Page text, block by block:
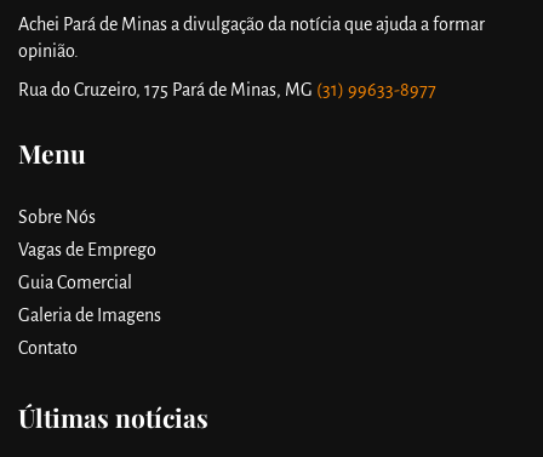
Achei Pará de Minas a divulgação da notícia que ajuda a formar
opinião.
Rua do Cruzeiro, 175 Pará de Minas, MG (31) 99633-8977
Menu
Sobre Nós
Vagas de Emprego
Guia Comercial
Galeria de Imagens
Contato
Últimas notícias